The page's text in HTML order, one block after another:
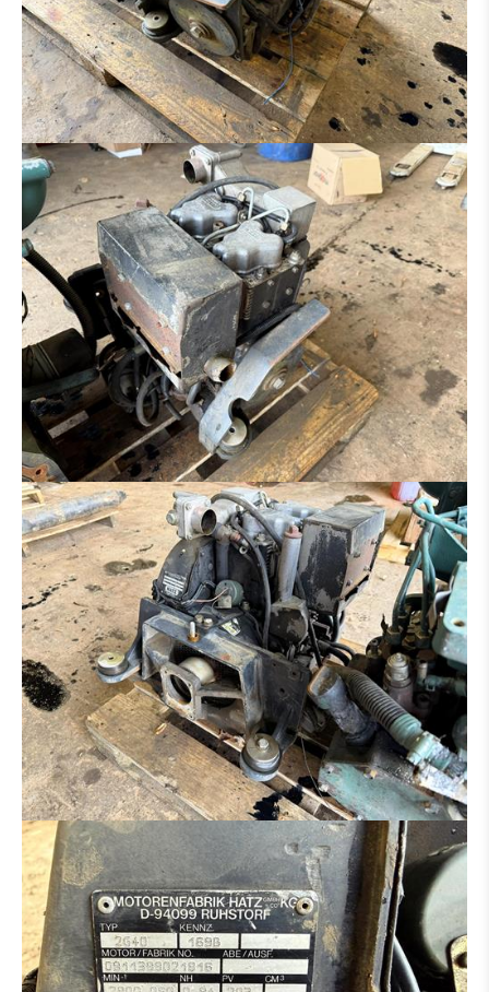
RIPPER
ADAPTATEUR
PNEUS / JANTE
PONT
TRAIN CHAINE
BRAS
CABINE
BOÎTE DE VITESSES / CONVERTISSEUR
DISTRIBUTEUR HYDRAULIQUE
MOTEUR
CINTREUSE FER À BÉTON
CISEAUX À BÉTON
BROYEUR
SALEUSES
PANIER DE TRAVAIL
MACHINE POUR PIÈCE